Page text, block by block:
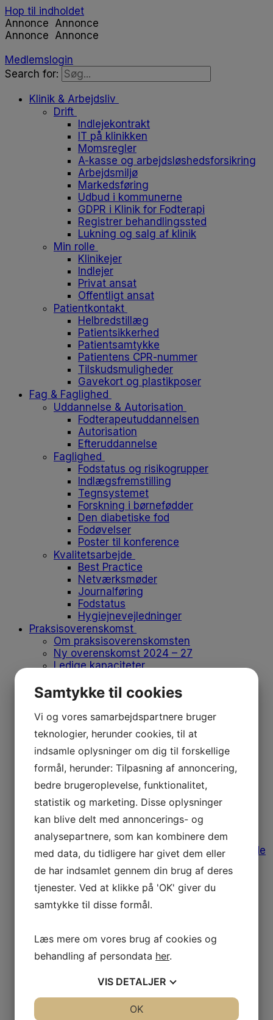
Hop til indholdet
Annonce Annonce
Annonce Annonce
Medlemslogin
Search for:
Klinik & Arbejdsliv
Drift
Indlejekontrakt
IT på klinikken
Momsregler
A-kasse og arbejdsløshedsforsikring
Arbejdsmiljø
Markedsføring
Udbud i kommunerne
GDPR i Klinik for Fodterapi
Registrer behandlingssted
Lukning og salg af klinik
Min rolle
Klinikejer
Indlejer
Privat ansat
Offentligt ansat
Patientkontakt
Helbredstillæg
Patientsikkerhed
Patientsamtykke
Patientens CPR-nummer
Tilskudsmuligheder
Gavekort og plastikposer
Fag & Faglighed
Uddannelse & Autorisation
Fodterapeutuddannelsen
Autorisation
Efteruddannelse
Faglighed
Fodstatus og risikogrupper
Indlægsfremstilling
Tegnsystemet
Forskning i børnefødder
Den diabetiske fod
Fodøvelser
Poster til konference
Kvalitetsarbejde
Best Practice
Netværksmøder
Journalføring
Fodstatus
Hygiejnevejledninger
Praksisoverenskomst
Om praksisoverenskomsten
Ny overenskomst 2024 – 27
Ledige kapaciteter
Ny med ydernummer
Opsig eller overdrag ydernummer
Vikar og medhjælp
Flyt klinik
Produkter på positivlisten
Afregn med regionen
Medlemskab
Medlemskab
Bliv medlem
Kontingent
Forsikringer
Afregning af udgifter
Medlemstilbud
Bomærke, varemærke og designguide
Medlemsfordele
Leverandørliste
Job og klinikker til salg
Fodens Dag
Studerende
Medlemsfordele for studerende
Dit første job
Historien bag emblemet
Danske Fodterapeuter
Om foreningen
Vores historie
Samtykke til cookies
Vi og vores samarbejdspartnere bruger
teknologier, herunder cookies, til at
indsamle oplysninger om dig til forskellige
formål, herunder: Tilpasning af annoncering,
bedre brugeroplevelse, funktionalitet,
statistik og marketing. Disse oplysninger
kan blive delt med annoncerings- og
analysepartnere, som kan kombinere dem
med data, du tidligere har givet dem eller
de har indsamlet gennem din brug af deres
tjenester. Ved at klikke på 'OK' giver du
samtykke til disse formål.
Læs mere om vores brug af cookies og
behandling af persondata her.
VIS DETALJER
OK